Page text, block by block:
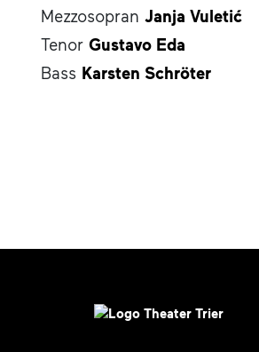
Mezzosopran Janja Vuletić
Tenor Gustavo Eda
Bass Karsten Schröter